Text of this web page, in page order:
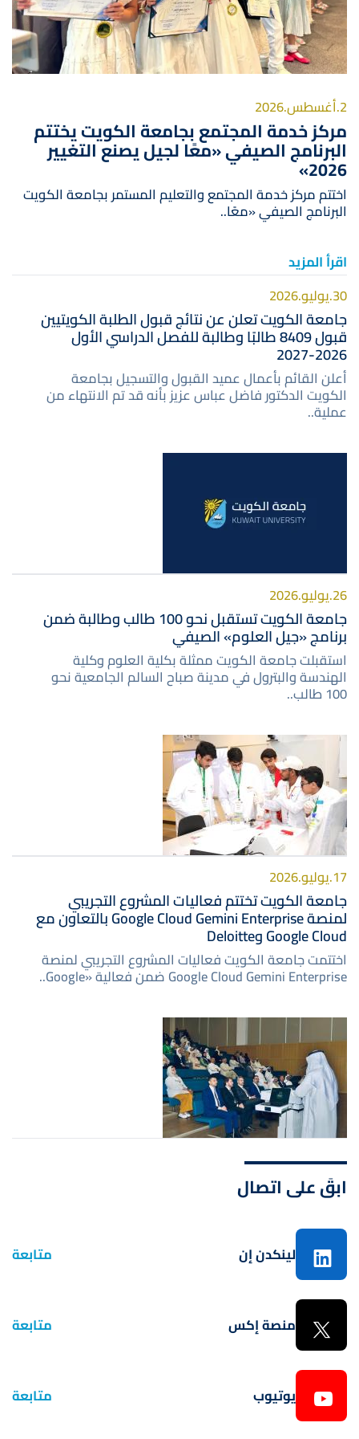
مركز خدمة المجتمع بجامعة الكويت يختتم
البرنامج الصيفي «معًا لجيل يصنع التغيير
2026»
اختتم مركز خدمة المجتمع والتعليم المستمر بجامعة الكويت
البرنامج الصيفي «معًا..
اقرأ المزيد
30.يوليو.2026
جامعة الكويت تعلن عن نتائج قبول الطلبة الكويتيين
قبول 8409 طالبًا وطالبة للفصل الدراسي الأول
2026-2027
أعلن القائم بأعمال عميد القبول والتسجيل بجامعة
الكويت الدكتور فاضل عباس عزيز بأنه قد تم الانتهاء من
عملية..
26.يوليو.2026
جامعة الكويت تستقبل نحو 100 طالب وطالبة ضمن
برنامج «جيل العلوم» الصيفي
استقبلت جامعة الكويت ممثلة بكلية العلوم وكلية
الهندسة والبترول في مدينة صباح السالم الجامعية نحو
100 طالب..
صورة
17.يوليو.2026
جامعة الكويت تختتم فعاليات المشروع التجريبي
لمنصة Google Cloud Gemini Enterprise بالتعاون مع
Google Cloud وDeloitte
اختتمت جامعة الكويت فعاليات المشروع التجريبي لمنصة
Google Cloud Gemini Enterprise ضمن فعالية «Google..
صورة
ابقَ على اتصال
لينكدن إن متابعة
منصة إكس متابعة
يوتيوب متابعة